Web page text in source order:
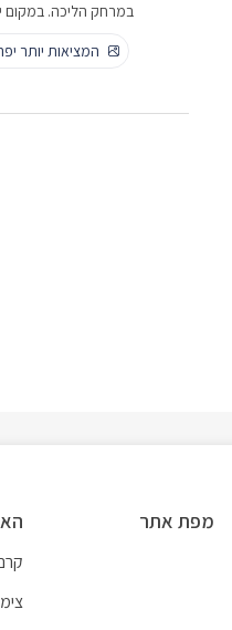
במרחק הליכה. במקום
המציאות יותר
מפת אתר